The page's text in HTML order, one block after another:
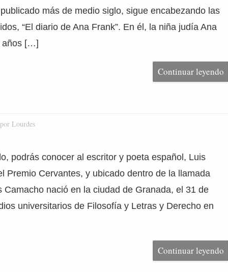
más de medio siglo, sigue encabezando las
“El diario de Ana Frank”. En él, la niña judía Ana
años […]
Continuar leyendo
Lourdes
podrás conocer al escritor y poeta español, Luis
Premio Cervantes, y ubicado dentro de la llamada
Camacho nació en la ciudad de Granada, el 31 de
universitarios de Filosofía y Letras y Derecho en
Continuar leyendo